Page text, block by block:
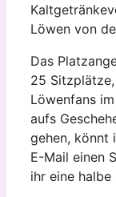
Löwen von
Das
25
Löwenfans
aufs
gehen, könnt
E-Mail einen
ihr eine